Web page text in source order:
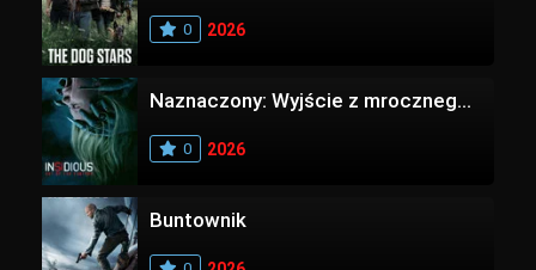
0 2026
Naznaczony: Wyjście z mrocznego wymiaru
0 2026
Buntownik